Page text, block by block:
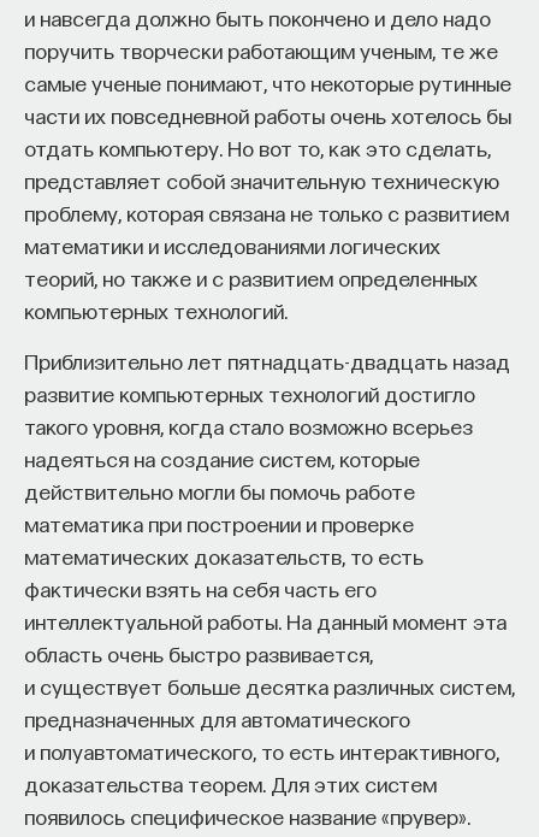
и навсегда должно быть покончено и дело надо
поручить творчески работающим ученым, те же
самые ученые понимают, что некоторые рутинные
части их повседневной работы очень хотелось бы
отдать компьютеру. Но вот то, как это сделать,
представляет собой значительную техническую
проблему, которая связана не только с развитием
математики и исследованиями логических
теорий, но также и с развитием определенных
компьютерных технологий.
Приблизительно лет пятнадцать-двадцать назад
развитие компьютерных технологий достигло
такого уровня, когда стало возможно всерьез
надеяться на создание систем, которые
действительно могли бы помочь работе
математика при построении и проверке
математических доказательств, то есть
фактически взять на себя часть его
интеллектуальной работы. На данный момент эта
область очень быстро развивается,
и существует больше десятка различных систем,
предназначенных для автоматического
и полуавтоматического, то есть интерактивного,
доказательства теорем. Для этих систем
появилось специфическое название «прувер».
«Мы выделили четыре идеологии образования.
Первая — развитие и трансляция
дисциплинарного знания, где в центре находится
само знание, а не человек и не рынок труда.
Вторая — формирование определенного типа
человека, например человека, способного
к сложному мышлению. Третья — развитие
общества, вклад в то, каким оно будет.
И четвертая — социальная эффективность,
то есть забота о том, как человек будет работать
эффективным окажется в команде и профессии.
Университет не всегда может точно
предсказать, какие именно рабочие места ждут
выпускника, но сама эта оптика тоже остается
отдельной идеологией. В зависимости от того,
в какой из этих логик работает университет,
у него будут совершенно разные ответы
на вопрос о целях образования».
Университет должен строить
будущее
«Есть представление о том, что университеты
готовят элиту, и отсюда возникает образ сложно
мыслящего, сложно устроенного человека.